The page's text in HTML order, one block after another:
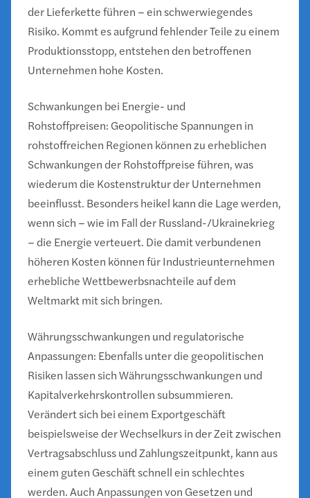
der Lieferkette führen – ein schwerwiegendes
Risiko. Kommt es aufgrund fehlender Teile zu einem
Produktionsstopp, entstehen den betroffenen
Unternehmen hohe Kosten.
Schwankungen bei Energie- und
Rohstoffpreisen: Geopolitische Spannungen in
rohstoffreichen Regionen können zu erheblichen
Schwankungen der Rohstoffpreise führen, was
wiederum die Kostenstruktur der Unternehmen
beeinflusst. Besonders heikel kann die Lage werden,
wenn sich – wie im Fall der Russland-/Ukrainekrieg
– die Energie verteuert. Die damit verbundenen
höheren Kosten können für Industrieunternehmen
erhebliche Wettbewerbsnachteile auf dem
Weltmarkt mit sich bringen.
Währungsschwankungen und regulatorische
Anpassungen: Ebenfalls unter die geopolitischen
Risiken lassen sich Währungsschwankungen und
Kapitalverkehrskontrollen subsummieren.
Verändert sich bei einem Exportgeschäft
beispielsweise der Wechselkurs in der Zeit zwischen
Vertragsabschluss und Zahlungszeitpunkt, kann aus
einem guten Geschäft schnell ein schlechtes
werden. Auch Anpassungen von Gesetzen und